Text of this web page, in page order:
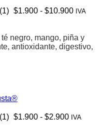
(1) $1.900 - $10.900Rango
desde
$1.900
IVA
té negro, mango, piña y
antioxidante, digestivo,
(1) $1.900 - $2.900Rango
IVA